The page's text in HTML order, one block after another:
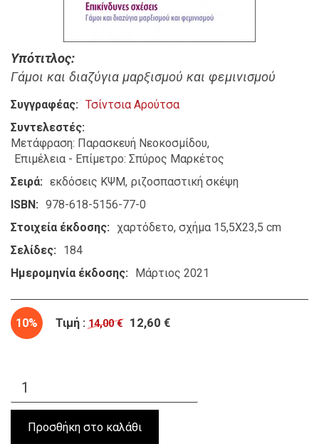
Υπότιτλος
Γάμοι και διαζύγια μαρξισμού και φεμινισμού
Συγγραφέας
Τσίντσια Αρούτσα
Συντελεστές
Μετάφραση: Παρασκευή Νεοκοσμίδου
Επιμέλεια - Επίμετρο: Σπύρος Μαρκέτος
Σειρά
εκδόσεις ΚΨΜ ριζοσπαστική σκέψη
ISBN
978-618-5156-77-0
Στοιχεία έκδοσης
χαρτόδετο, σχήμα 15,5X23,5 cm
Σελίδες
184
Ημερομηνία έκδοσης
Μάρτιος 2021
10% Τιμή : 14,00 € 12,60 €